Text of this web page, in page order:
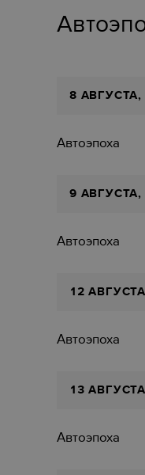
8
Автоэпоха
9
Автоэпоха
12
Автоэпоха
13
Автоэпоха